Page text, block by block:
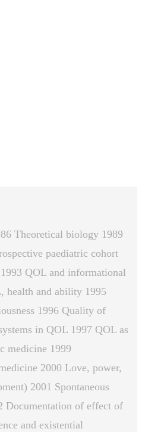
Theoretical biology 1989
paediatric cohort
QOL and informational
health and ability 1995
1996 Quality of
in QOL 1997 QOL as
medicine 1999
2000 Love, power,
2001 Spontaneous
Documentation of effect of
and existential